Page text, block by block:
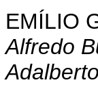
EMÍLIO
Alfredo